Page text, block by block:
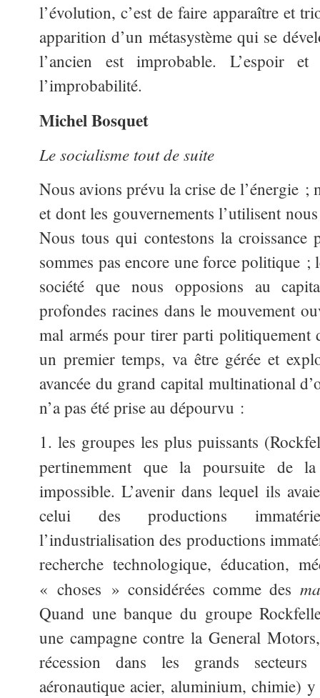
l’évolution, c’est de faire apparaître et
apparition d’un métasystème qui se
l’ancien est improbable. L’espoir
l’improbabilité.
Michel Bosquet
Le socialisme tout de suite
Nous avions prévu la crise de l’énergie ;
et dont les gouvernements l’utilisent
Nous tous qui contestons la croissance
sommes pas encore une force politique
société que nous opposions au
profondes racines dans le mouvement
mal armés pour tirer parti politiquement
un premier temps, va être gérée et
avancée du grand capital multinational
n’a pas été prise au dépourvu :
1. les groupes les plus puissants
pertinemment que la poursuite de
impossible. L’avenir dans lequel ils
celui des productions
l’industrialisation des productions
recherche technologique, éducation,
« choses » considérées comme des
Quand une banque du groupe
une campagne contre la General
récession dans les grands secteurs
aéronautique acier, aluminium, chimie)